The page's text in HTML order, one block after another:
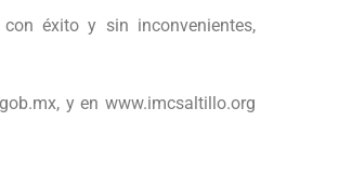
éxito y sin inconvenientes,
y en www.imcsaltillo.org